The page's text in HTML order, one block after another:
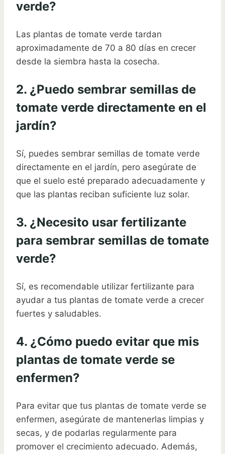
verde?
Las plantas de tomate verde tardan
aproximadamente de 70 a 80 días en crecer
desde la siembra hasta la cosecha.
2. ¿Puedo sembrar semillas de
tomate verde directamente en el
jardín?
Sí, puedes sembrar semillas de tomate verde
directamente en el jardín, pero asegúrate de
que el suelo esté preparado adecuadamente y
que las plantas reciban suficiente luz solar.
3. ¿Necesito usar fertilizante
para sembrar semillas de tomate
verde?
Sí, es recomendable utilizar fertilizante para
ayudar a tus plantas de tomate verde a crecer
fuertes y saludables.
4. ¿Cómo puedo evitar que mis
plantas de tomate verde se
enfermen?
Para evitar que tus plantas de tomate verde se
enfermen, asegúrate de mantenerlas limpias y
secas, y de podarlas regularmente para
promover el crecimiento adecuado. Además,